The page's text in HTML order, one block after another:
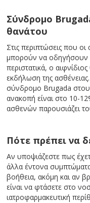
Σύνδρομο
θανάτου
Στις περιπτώσεις που
μπορούν να οδηγήσουν
περιστατικά, ο
εκδήλωση της
σύνδρομο Brugada
ανακοπή είναι στο 10-
ασθενών παρουσιάζει
Πότε πρέπει να
Αν υποψιάζεστε πως
άλλα έντονα
βοήθεια, ακόμη και αν
είναι να φτάσετε στο
ιατροφαρμακευτική